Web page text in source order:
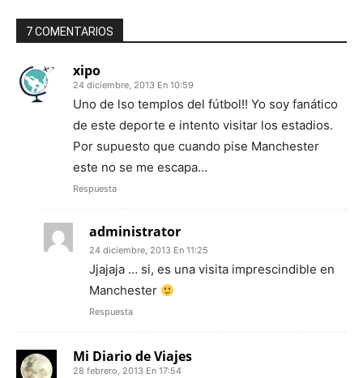
7 COMENTARIOS
xipo
24 diciembre, 2013 En 10:59
Uno de lso templos del fútbol!! Yo soy fanático
de este deporte e intento visitar los estadios.
Por supuesto que cuando pise Manchester
este no se me escapa…
Respuesta
administrator
24 diciembre, 2013 En 11:25
Jjajaja … si, es una visita imprescindible en
Manchester
Respuesta
Mi Diario de Viajes
28 febrero, 2013 En 17:54